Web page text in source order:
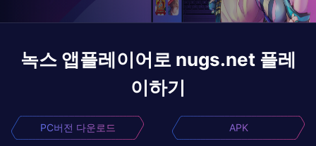
녹스 앱플레이어로 nugs.net 플레
이하기
PC버전 다운로드 APK